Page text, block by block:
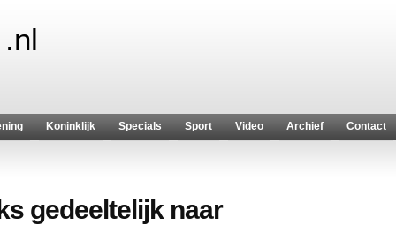
Koninklijk Specials Sport Video Archief Contact
gedeeltelijk naar